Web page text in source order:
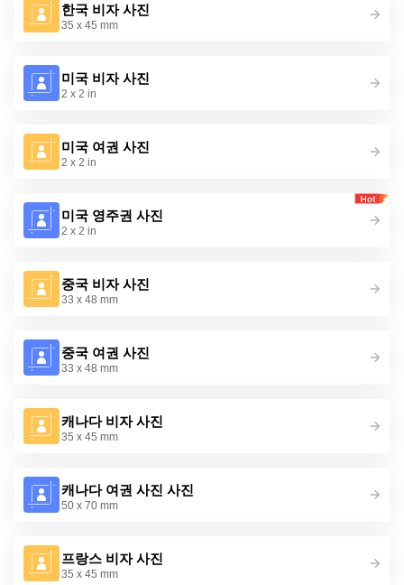
한국 비자 사진
35 x 45 mm
미국 비자 사진
2 x 2 in
미국 여권 사진
2 x 2 in
미국 영주권 사진
2 x 2 in
중국 비자 사진
33 x 48 mm
중국 여권 사진
33 x 48 mm
캐나다 비자 사진
35 x 45 mm
캐나다 여권 사진 사진
50 x 70 mm
프랑스 비자 사진
35 x 45 mm